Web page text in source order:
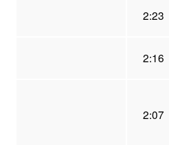
2:23
2:16
2:07